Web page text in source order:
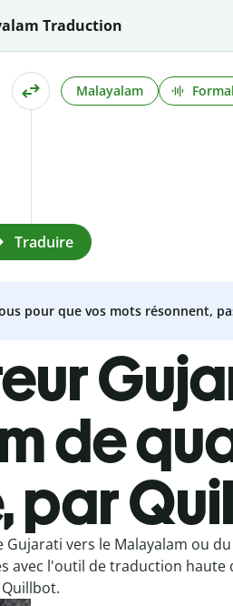
Traduction
Malayalam
Traduire
pour que vos mots résonnent,
de
par
vers le Malayalam ou
avec l'outil de traduction haute
Quillbot.